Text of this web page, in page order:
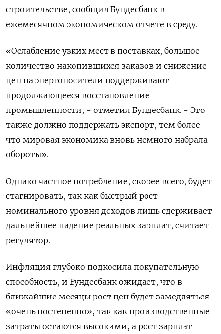
строительстве, сообщил Бундесбанк в
ежемесячном экономическом отчете в среду.
«Ослабление узких мест в поставках, большое
количество накопившихся заказов и снижение
цен на энергоносители поддерживают
продолжающееся восстановление
промышленности, - отметил Бундесбанк. - Это
также должно поддержать экспорт, тем более
что мировая экономика вновь немного набрала
обороты».
Однако частное потребление, скорее всего, будет
стагнировать, так как быстрый рост
номинального уровня доходов лишь сдерживает
дальнейшее падение реальных зарплат, считает
регулятор.
Инфляция глубоко подкосила покупательную
способность, и Бундесбанк ожидает, что в
ближайшие месяцы рост цен будет замедляться
«очень постепенно», так как производственные
затраты остаются высокими, а рост зарплат